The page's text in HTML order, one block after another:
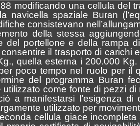
modificando una cellula del
navicella spaziale Buran
consistevano
della stessa
del portellone e della rampa
il trasporto di carichi
quella esterna i 200.000
poco tempo nel ruolo per il
del programma Buran
utilizzato come fonte di pezzi
a manifestarsi l’esigenza
utilizzato per
cellula giace incompleta